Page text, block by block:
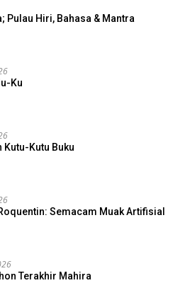
Pulau Hiri, Bahasa & Mantra
Ku
Kutu-Kutu Buku
Semacam Muak Artifisial
Terakhir Mahira